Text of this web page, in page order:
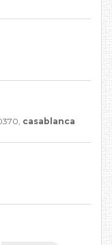
casablanca